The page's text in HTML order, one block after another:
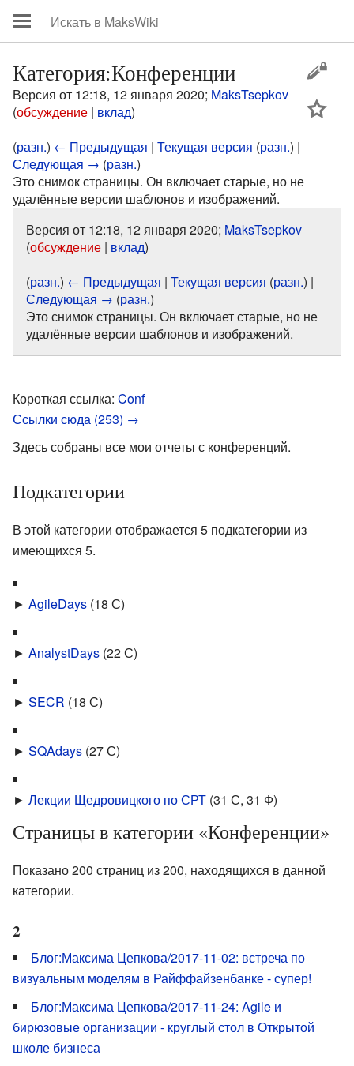
Категория:Конференции
Версия от 12:18, 12 января 2020; MaksTsepkov
(обсуждение | вклад)
(разн.) ← Предыдущая | Текущая версия (разн.) |
Следующая → (разн.)
Это снимок страницы. Он включает старые, но не
удалённые версии шаблонов и изображений.
Версия от 12:18, 12 января 2020; MaksTsepkov
(обсуждение | вклад)
(разн.) ← Предыдущая | Текущая версия (разн.) |
Следующая → (разн.)
Это снимок страницы. Он включает старые, но не
удалённые версии шаблонов и изображений.
Короткая ссылка: Conf
Ссылки сюда (253) →
Здесь собраны все мои отчеты с конференций.
Подкатегории
В этой категории отображается 5 подкатегории из
имеющихся 5.
► AgileDays (18 С)
► AnalystDays (22 С)
► SECR (18 С)
► SQAdays (27 С)
► Лекции Щедровицкого по СРТ (31 С, 31 Ф)
Страницы в категории «Конференции»
Показано 200 страниц из 200, находящихся в данной
категории.
2
Блог:Максима Цепкова/2017-11-02: встреча по
визуальным моделям в Райффайзенбанке - супер!
Блог:Максима Цепкова/2017-11-24: Agile и
бирюзовые организации - круглый стол в Открытой
школе бизнеса